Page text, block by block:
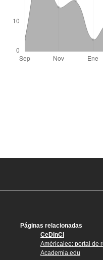
Páginas relacionadas
CeDInCI
Américalee: portal de
Academia.edu